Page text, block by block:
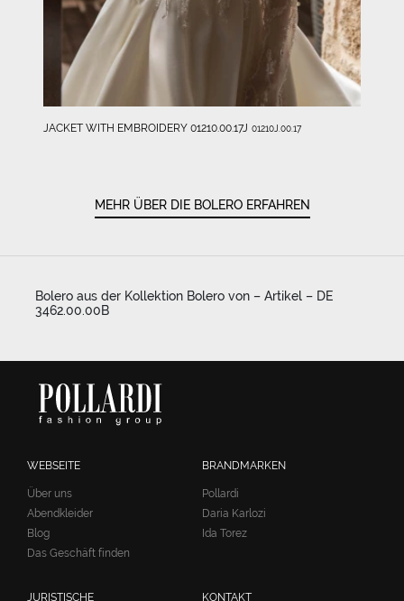
JACKET WITH EMBROIDERY 01210.00.17J 01210J.00.17
MEHR ÜBER DIE BOLERO ERFAHREN
Bolero aus der Kollektion Bolero von – Artikel – DE
3462.00.00B
WEBSEITE
Über uns
Abendkleider
Blog
Das Geschäft finden
BRANDMARKEN
Pollardi
Daria Karlozi
Ida Torez
JURISTISCHE KONTAKT